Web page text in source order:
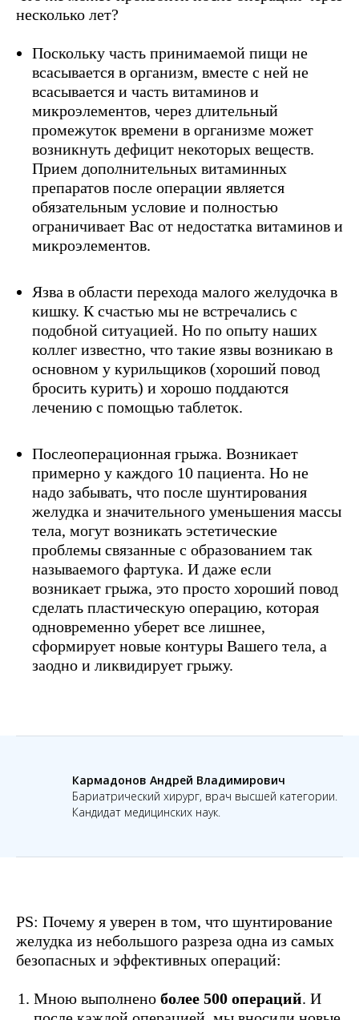
несколько лет?
Поскольку часть принимаемой пищи не
всасывается в организм, вместе с ней не
всасывается и часть витаминов и
микроэлементов, через длительный
промежуток времени в организме может
возникнуть дефицит некоторых веществ.
Прием дополнительных витаминных
препаратов после операции является
обязательным условие и полностью
ограничивает Вас от недостатка витаминов и
микроэлементов.
Язва в области перехода малого желудочка в
кишку. К счастью мы не встречались с
подобной ситуацией. Но по опыту наших
коллег известно, что такие язвы возникаю в
основном у курильщиков (хороший повод
бросить курить) и хорошо поддаются
лечению с помощью таблеток.
Послеоперационная грыжа. Возникает
примерно у каждого 10 пациента. Но не
надо забывать, что после шунтирования
желудка и значительного уменьшения массы
тела, могут возникать эстетические
проблемы связанные с образованием так
называемого фартука. И даже если
возникает грыжа, это просто хороший повод
сделать пластическую операцию, которая
одновременно уберет все лишнее,
сформирует новые контуры Вашего тела, а
заодно и ликвидирует грыжу.
Кармадонов Андрей Владимирович
Бариатрический хирург, врач высшей категории.
Кандидат медицинских наук.
PS: Почему я уверен в том, что шунтирование
желудка из небольшого разреза одна из самых
безопасных и эффективных операций:
Мною выполнено более 500 операций. И